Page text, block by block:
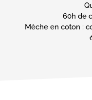
60h de
Mèche en coton :